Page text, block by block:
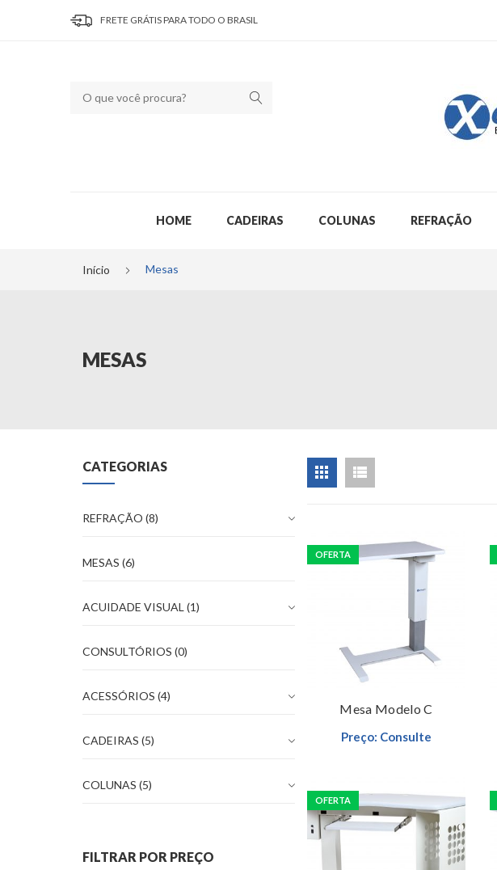
FRETE GRÁTIS PARA TODO O BRASIL
HOME CADEIRAS COLUNAS REFRAÇÃO
Início Mesas
MESAS
CATEGORIAS
REFRAÇÃO (8)
MESAS (6)
ACUIDADE VISUAL (1)
CONSULTÓRIOS (0)
ACESSÓRIOS (4)
CADEIRAS (5)
COLUNAS (5)
FILTRAR POR PREÇO
OFERTA
Preço: Consulte
Mesa Modelo C
Preço: Consulte
OFERTA